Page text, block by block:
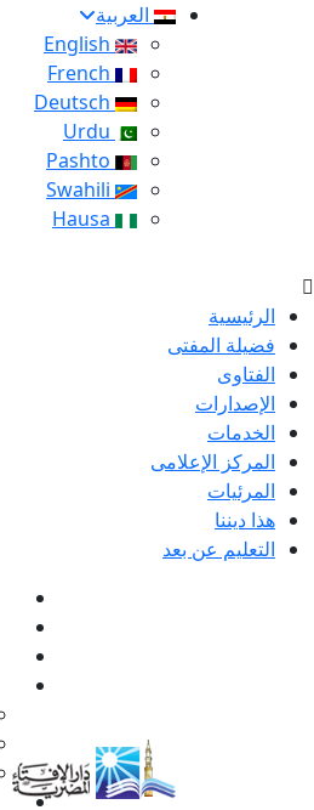
العربية
الرئيسية
فضيلة المفتى
الفتاوى
الإصدارات
الخدمات
المركز الإعلامى
المرئيات
هذا ديننا
التعليم عن بعد